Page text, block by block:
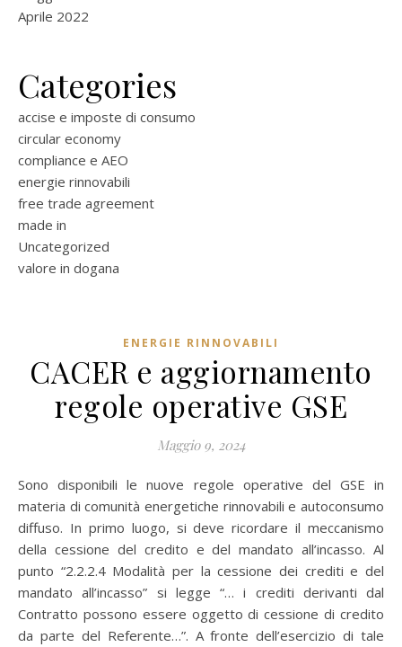
Aprile 2022
Categories
accise e imposte di consumo
circular economy
compliance e AEO
energie rinnovabili
free trade agreement
made in
Uncategorized
valore in dogana
ENERGIE RINNOVABILI
CACER e aggiornamento
regole operative GSE
Maggio 9, 2024
Sono disponibili le nuove regole operative del GSE in
materia di comunità energetiche rinnovabili e autoconsumo
diffuso. In primo luogo, si deve ricordare il meccanismo
della cessione del credito e del mandato all’incasso. Al
punto “2.2.2.4 Modalità per la cessione dei crediti e del
mandato all’incasso” si legge “… i crediti derivanti dal
Contratto possono essere oggetto di cessione di credito
da parte del Referente…”. A fronte dell’esercizio di tale